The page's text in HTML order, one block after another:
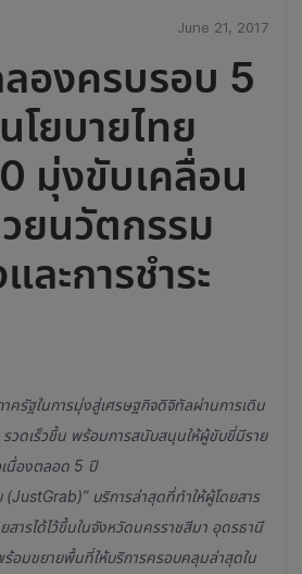
June 21, 2017
องครบรอบ 5
โยบายไทย
มุ่งขับเคลื่อน
ยนวัตกรรม
ละการชำระ
ครัฐในการมุ่งสู่เศรษฐกิจดิจิทัลผ่านการเดิน
วดเร็วขึ้น พร้อมการสนับสนุนให้ผู้ขับขี่มีราย
นื่องตลอด 5 ปี
(JustGrab)” บริการล่าสุดที่ทำให้ผู้โดยสาร
สารได้ไว้ขึ้นในจังหวัดนครราชสีมา อุดรธานี
ร้อมขยายพื้นที่ให้บริการครอบคลุมล่าสุดใน